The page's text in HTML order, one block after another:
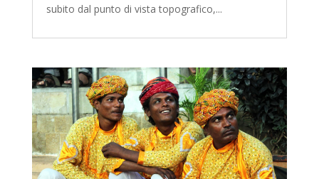
subito dal punto di vista topografico,...